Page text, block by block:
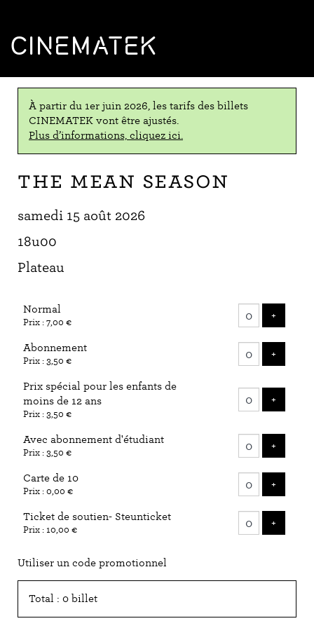
CINEMATEK
À partir du 1er juin 2026, les tarifs des billets
CINEMATEK vont être ajustés.
Plus d’informations, cliquez ici.
The Mean Season
samedi 15 août 2026
18u00
Plateau
Normal
Prix : 7,00 €
+
Abonnement
Prix : 3,50 €
+
Prix spécial pour les enfants de
moins de 12 ans
Prix : 3,50 €
+
Avec abonnement d'étudiant
Prix : 3,50 €
+
Carte de 10
Prix : 0,00 €
+
Ticket de soutien- Steunticket
Prix : 10,00 €
+
Utiliser un code promotionnel
Total : 0 billet